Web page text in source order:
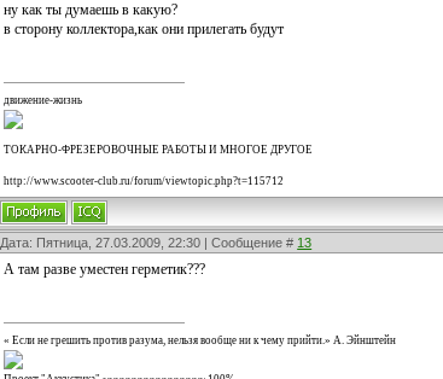
ну как ты думаешь в какую?
в сторону коллектора,как они прилегать будут
движение-жизнь
ТОКАРНО-ФРЕЗЕРОВОЧНЫЕ РАБОТЫ И МНОГОЕ ДРУГОЕ
http://www.scooter-club.ru/forum/viewtopic.php?t=115712
Дата: Пятница, 27.03.2009, 22:30 | Сообщение # 13
А там разве уместен герметик???
« Если не грешить против разума, нельзя вообще ни к чему прийти.» А. Эйнштейн